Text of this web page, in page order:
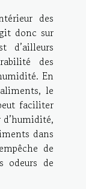
des
donc sur
d’ailleurs
des
En
le
faciliter
d’humidité,
dans
de
odeurs de